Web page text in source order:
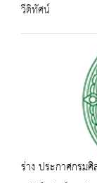
วีดิทัศน์
ร่าง ประกาศกรม